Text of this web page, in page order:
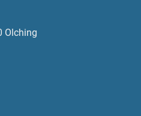
Olching